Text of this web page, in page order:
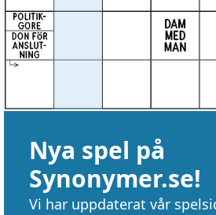
Nya spel på
Synonymer.se!
Vi har uppdaterat vår